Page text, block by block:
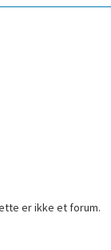
er ikke et forum.